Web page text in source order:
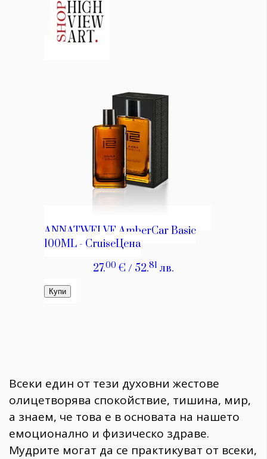
Всеки един от тези духовни жестове
олицетворява спокойствие, тишина, мир,
а знаем, че това е в основата на нашето
емоционално и физическо здраве.
Мудрите могат да се практикуват от всеки,